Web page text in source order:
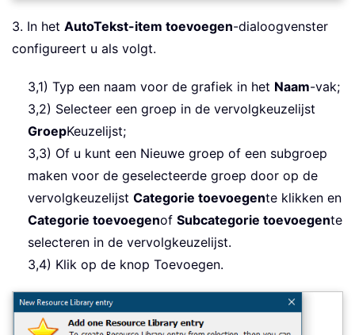
3. In het AutoTekst-item toevoegen-dialoogvenster
configureert u als volgt.
3,1) Typ een naam voor de grafiek in het Naam-vak;
3,2) Selecteer een groep in de vervolgkeuzelijst
GroepKeuzelijst;
3,3) Of u kunt een Nieuwe groep of een subgroep
maken voor de geselecteerde groep door op de
vervolgkeuzelijst Categorie toevoegente klikken en
Categorie toevoegenof Subcategorie toevoegente
selecteren in de vervolgkeuzelijst.
3,4) Klik op de knop Toevoegen.